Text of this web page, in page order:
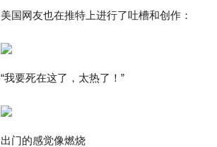
美国网友也在推特上进行了吐槽和创作：
“我要死在这了，太热了！”
出门的感觉像燃烧